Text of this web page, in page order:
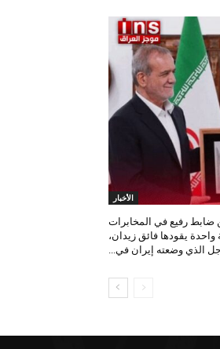
الأخبار
ضابط رفيع في المخابرات
يقودها فائق زيدان،
الذي وضعته إيران في...